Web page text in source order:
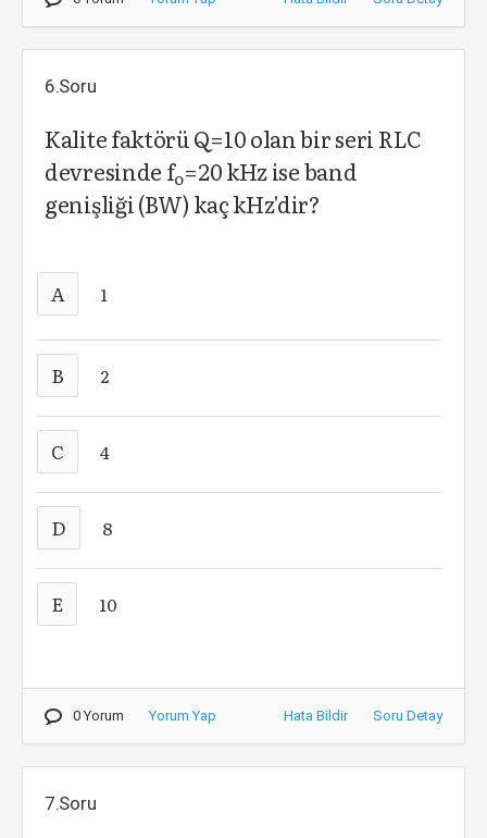
6.Soru
Kalite faktörü Q=10 olan bir seri RLC
devresinde fo=20 kHz ise band
genişliği (BW) kaç kHz'dir?
A 1
B 2
C 4
D 8
E 10
0 Yorum Yorum Yap Hata Bildir Soru Detay
7.Soru